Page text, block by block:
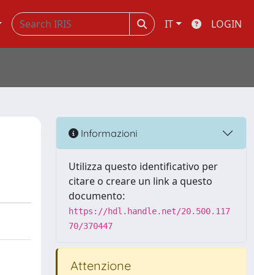
IT LOGIN
Informazioni
Utilizza questo identificativo per
citare o creare un link a questo
documento:
https://hdl.handle.net/20.500.117
70/370447
Attenzione